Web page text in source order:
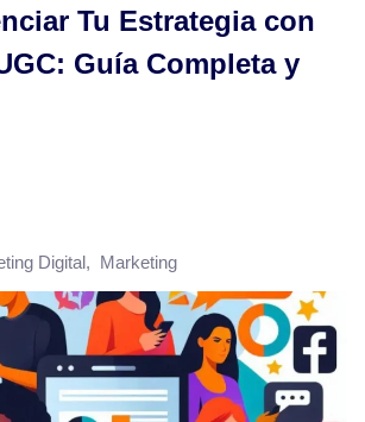
Tu Estrategia con
Guía Completa y
Digital, Marketing